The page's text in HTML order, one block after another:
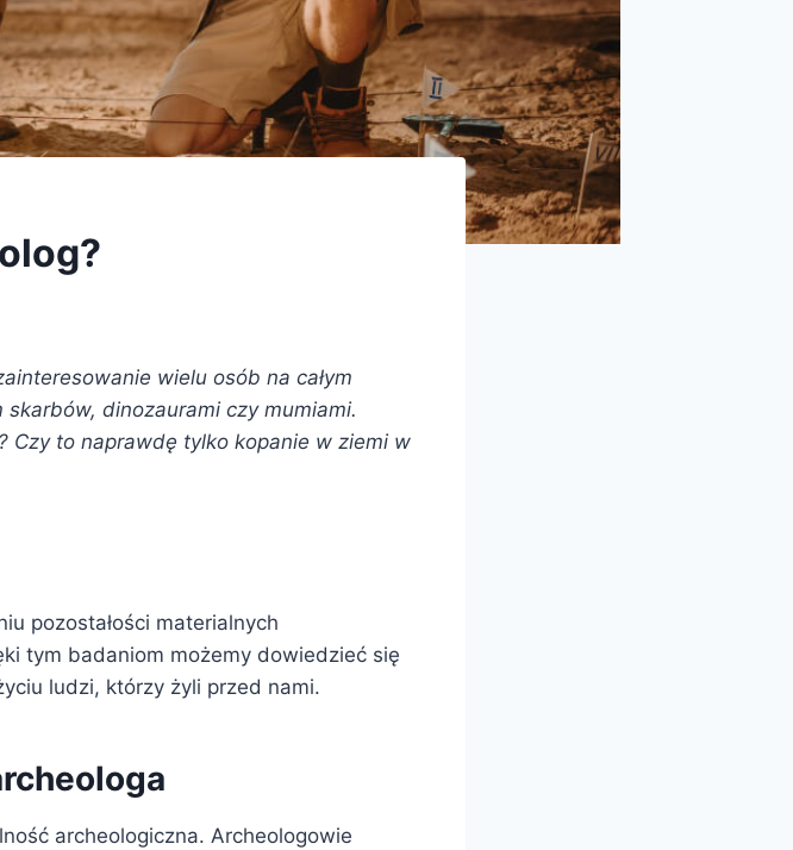
wielu osób na całym
dinozaurami czy mumiami.
Czy to naprawdę tylko kopanie w ziemi w
pozostałości materialnych
tym badaniom możemy dowiedzieć się
ludzi, którzy żyli przed nami.
archeologiczna. Archeologowie